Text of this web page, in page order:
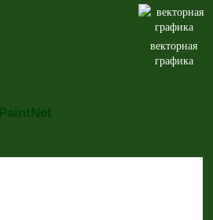
векторная
графика